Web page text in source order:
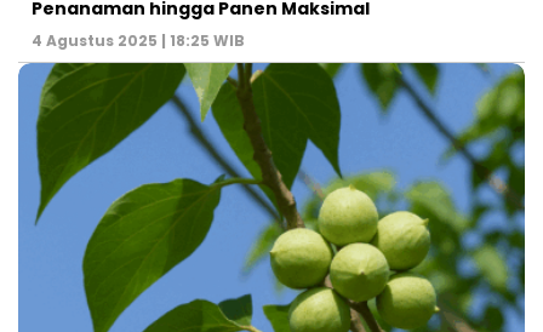
Penanaman hingga Panen Maksimal
4 Agustus 2025 | 18:25 WIB